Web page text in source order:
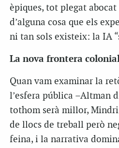
èpiques, tot plegat
d’alguna cosa que els
ni tan sols existeix: la IA
La nova frontera
Quan vam examinar la
l’esfera pública –Altman
tothom serà millor,
de llocs de treball però
feina, i la narrativa